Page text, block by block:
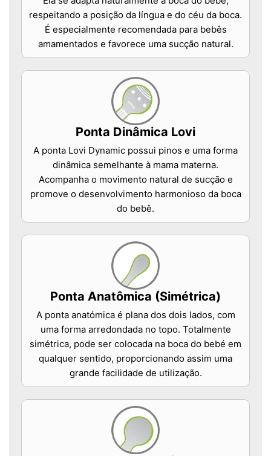
respeitando a posição da língua e do céu da boca.
É especialmente recomendada para bebês
amamentados e favorece uma sucção natural.
Ponta Dinâmica Lovi
A ponta Lovi Dynamic possui pinos e uma forma
dinâmica semelhante à mama materna.
Acompanha o movimento natural de sucção e
promove o desenvolvimento harmonioso da boca
do bebê.
Ponta Anatômica (Simétrica)
A ponta anatómica é plana dos dois lados, com
uma forma arredondada no topo. Totalmente
simétrica, pode ser colocada na boca do bebé em
qualquer sentido, proporcionando assim uma
grande facilidade de utilização.